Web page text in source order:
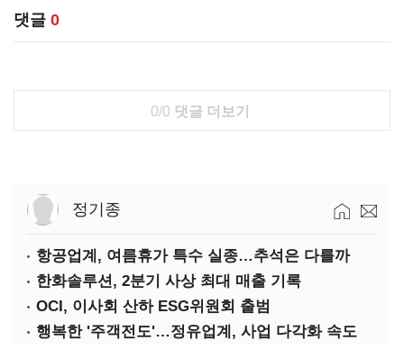
댓글 0
0/0 댓글 더보기
정기종
항공업계, 여름휴가 특수 실종…추석은 다를까
한화솔루션, 2분기 사상 최대 매출 기록
OCI, 이사회 산하 ESG위원회 출범
행복한 '주객전도'…정유업계, 사업 다각화 속도